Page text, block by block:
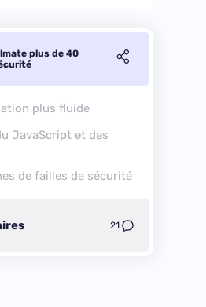
plus de 40
plus fluide
JavaScript et des
de failles de sécurité
21